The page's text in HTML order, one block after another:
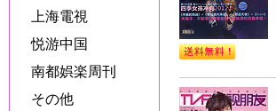
上海電視
悦游中国
南都娯楽周刊
その他